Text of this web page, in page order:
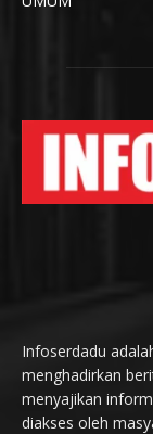
Infoserdadu
menghadirkan
menyajikan
diakses oleh